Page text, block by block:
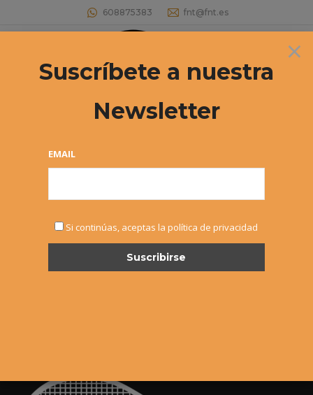
608875383 fnt@fnt.es
Buscar:
Stanislas Charlot
dolor. Nunc faucibus facilisis pellen tesque facilisis. Sed
hendrerit enim non justo posuere placerat.
×
Suscríbete a nuestra
Newsletter
EMAIL
Si continúas, aceptas la política de privacidad